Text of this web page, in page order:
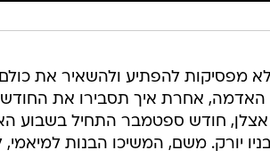
מפסיקות להפתיע ולהשאיר את
האדמה, אחרת איך תסבירו את
אצלן, חודש ספטמבר התחיל בשבוע
יורק. משם, המשיכו הבנות